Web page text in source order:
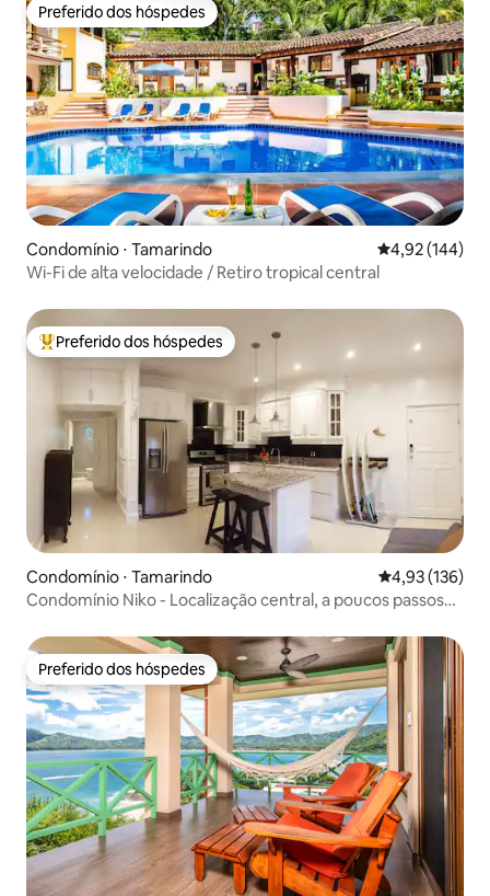
Preferido dos hóspedes
Preferido dos hóspedes
Condomínio ⋅ Tamarindo 4,92 de uma
4,92 (144)
Wi-Fi de alta velocidade / Retiro tropical central
Entre os melhores preferidos dos hóspedes
Preferido dos hóspedes
Condomínio ⋅ Tamarindo 4,93 de uma
4,93 (136)
Condomínio Niko - Localização central, a poucos passos
Preferido dos hóspedes
Preferido dos hóspedes